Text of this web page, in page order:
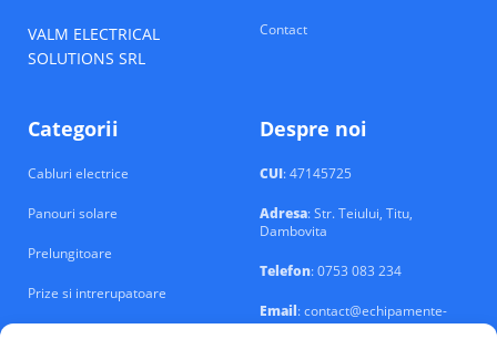
VALM ELECTRICAL
SOLUTIONS SRL
Contact
Categorii
Cabluri electrice
Panouri solare
Prelungitoare
Prize si intrerupatoare
Despre noi
CUI: 47145725
Adresa: Str. Teiului, Titu,
Dambovita
Telefon: 0753 083 234
Email: contact@echipamente-
electrice.ro